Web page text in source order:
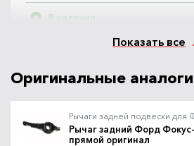
В наличии
Показать все
Оригинальные аналоги
Рычаги задней подвески
Рычаг задний Форд
прямой оригинал